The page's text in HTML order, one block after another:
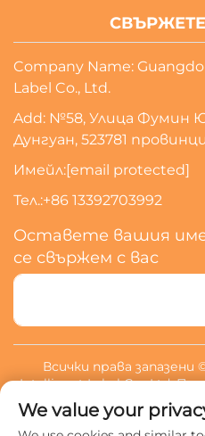
Company Name:
Label Co., Ltd.
Add: №58, Улица Фумин
Дунгуан, 523781
Имейл:[email protected]
Тел.:+86 13392703992
Оставете вашия
се свържем с вас
Всички права запазени
Intelligent Label Co., Ltd.
We value your